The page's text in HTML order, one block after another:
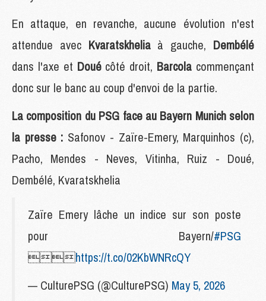
En attaque, en revanche, aucune évolution n'est
attendue avec Kvaratskhelia à gauche, Dembélé
dans l'axe et Doué côté droit, Barcola commençant
donc sur le banc au coup d'envoi de la partie.
La composition du PSG face au Bayern Munich selon
la presse : Safonov - Zaïre-Emery, Marquinhos (c),
Pacho, Mendes - Neves, Vitinha, Ruiz - Doué,
Dembélé, Kvaratskhelia
Zaïre Emery lâche un indice sur son poste
pour Bayern/#PSG
https://t.co/02KbWNRcQY
— CulturePSG (@CulturePSG) May 5, 2026